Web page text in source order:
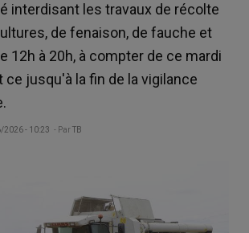
interdisant les travaux de récolte
de fenaison, de fauche et
12h à 20h, à compter de ce mardi
ce jusqu'à la fin de la vigilance
2026 - 10:23 - ParTB